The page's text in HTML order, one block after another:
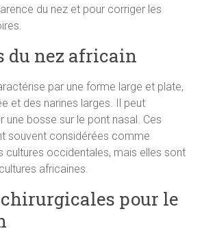
du nez et pour corriger les
du nez africain
par une forme large et plate,
et des narines larges. Il peut
une bosse sur le pont nasal. Ces
souvent considérées comme
cultures occidentales, mais elles sont
africaines.
pour le